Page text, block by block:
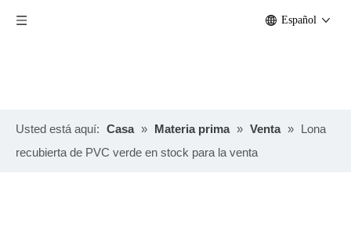
Español
Usted está aquí: Casa » Materia prima » Venta » Lona
recubierta de PVC verde en stock para la venta